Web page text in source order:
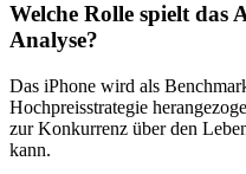
Welche Rolle spielt das
Analyse?
Das iPhone wird als
Hochpreisstrategie
zur Konkurrenz über den
kann.